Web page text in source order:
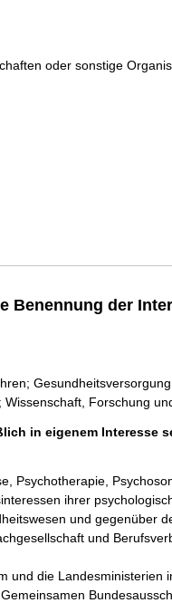
oder sonstige
Benennung der
Forschung
in eigenem Interesse
Psychotherapie,
ihrer
und gegenüber
und
und die Landesministerien